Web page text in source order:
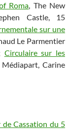
Roma, The New
Castle, 15
sur une
Le Parmentier
Circulaire sur les
Médiapart, Carine
de Cassation du 5